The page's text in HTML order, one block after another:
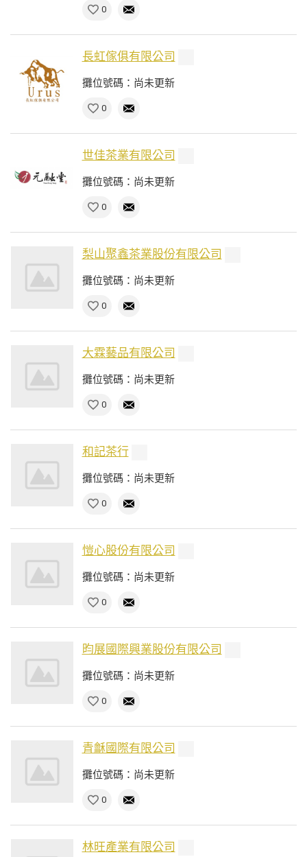
0
長虹傢俱有限公司
攤位號碼：尚未更新
0
世佳茶業有限公司
攤位號碼：尚未更新
0
梨山聚鑫茶業股份有限公司
攤位號碼：尚未更新
0
大霖藝品有限公司
攤位號碼：尚未更新
0
和記茶行
攤位號碼：尚未更新
0
愷心股份有限公司
攤位號碼：尚未更新
0
昀展國際興業股份有限公司
攤位號碼：尚未更新
0
青龢國際有限公司
攤位號碼：尚未更新
0
林旺產業有限公司